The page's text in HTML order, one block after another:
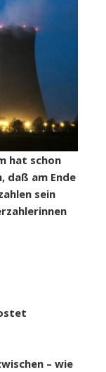
hat schon
daß am Ende
sein
– wie